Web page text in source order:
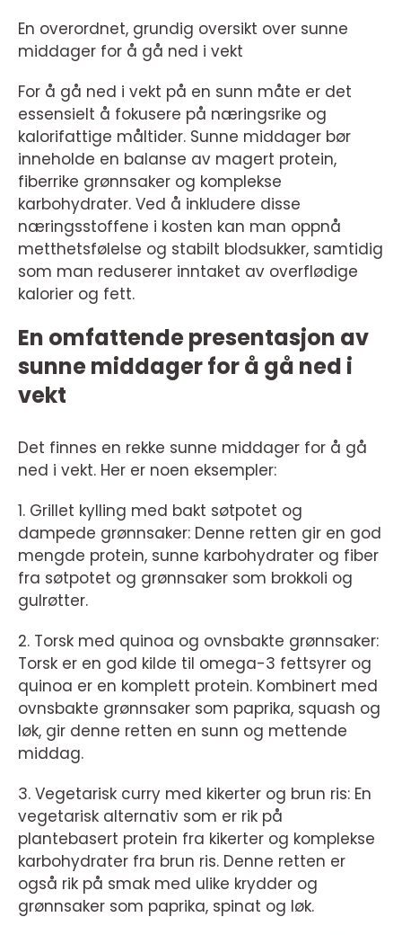
En overordnet, grundig oversikt over sunne
middager for å gå ned i vekt
For å gå ned i vekt på en sunn måte er det
essensielt å fokusere på næringsrike og
kalorifattige måltider. Sunne middager bør
inneholde en balanse av magert protein,
fiberrike grønnsaker og komplekse
karbohydrater. Ved å inkludere disse
næringsstoffene i kosten kan man oppnå
metthetsfølelse og stabilt blodsukker, samtidig
som man reduserer inntaket av overflødige
kalorier og fett.
En omfattende presentasjon av
sunne middager for å gå ned i
vekt
Det finnes en rekke sunne middager for å gå
ned i vekt. Her er noen eksempler:
1. Grillet kylling med bakt søtpotet og
dampede grønnsaker: Denne retten gir en god
mengde protein, sunne karbohydrater og fiber
fra søtpotet og grønnsaker som brokkoli og
gulrøtter.
2. Torsk med quinoa og ovnsbakte grønnsaker:
Torsk er en god kilde til omega-3 fettsyrer og
quinoa er en komplett protein. Kombinert med
ovnsbakte grønnsaker som paprika, squash og
løk, gir denne retten en sunn og mettende
middag.
3. Vegetarisk curry med kikerter og brun ris: En
vegetarisk alternativ som er rik på
plantebasert protein fra kikerter og komplekse
karbohydrater fra brun ris. Denne retten er
også rik på smak med ulike krydder og
grønnsaker som paprika, spinat og løk.